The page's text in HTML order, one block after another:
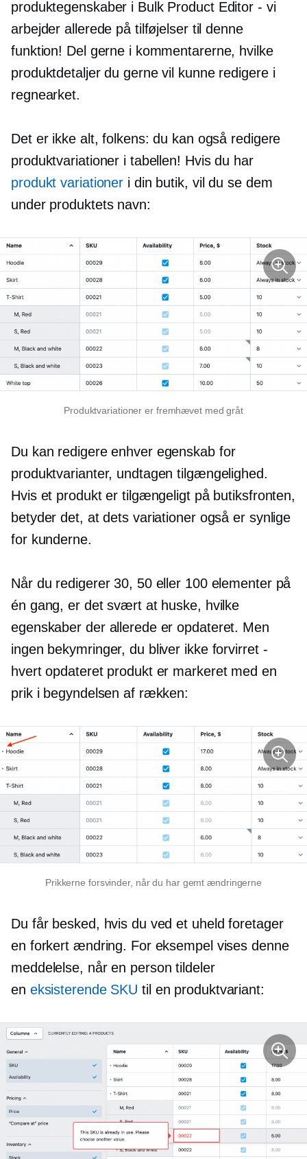
produktegenskaber i Bulk Product Editor - vi
arbejder allerede på tilføjelser til denne
funktion! Del gerne i kommentarerne, hvilke
produktdetaljer du gerne vil kunne redigere i
regnearket.
Det er ikke alt, folkens: du kan også redigere
produktvariationer i tabellen! Hvis du har
produkt variationer i din butik, vil du se dem
under produktets navn:
Produktvariationer er fremhævet med gråt
Du kan redigere enhver egenskab for
produktvarianter, undtagen tilgængelighed.
Hvis et produkt er tilgængeligt på butiksfronten,
betyder det, at dets variationer også er synlige
for kunderne.
Når du redigerer 30, 50 eller 100 elementer på
én gang, er det svært at huske, hvilke
egenskaber der allerede er opdateret. Men
ingen bekymringer, du bliver ikke forvirret -
hvert opdateret produkt er markeret med en
prik i begyndelsen af ​​rækken:
Prikkerne forsvinder, når du har gemt ændringerne
Du får besked, hvis du ved et uheld foretager
en forkert ændring. For eksempel vises denne
meddelelse, når en person tildeler
en eksisterende SKU til en produktvariant: